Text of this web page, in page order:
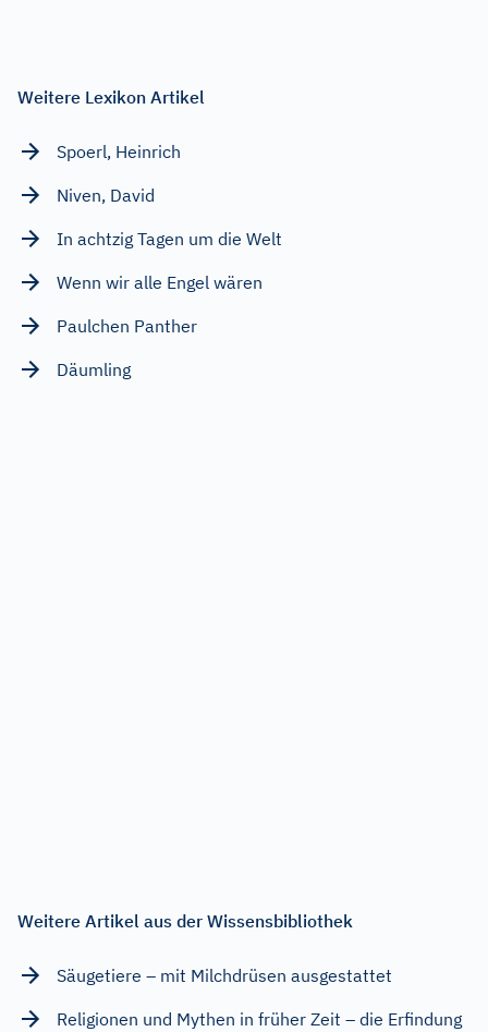
Weitere Lexikon Artikel
Spoerl, Heinrich
Niven, David
In achtzig Tagen um die Welt
Wenn wir alle Engel wären
Paulchen Panther
Däumling
Weitere Artikel aus der Wissensbibliothek
Säugetiere – mit Milchdrüsen ausgestattet
Religionen und Mythen in früher Zeit – die Erfindung